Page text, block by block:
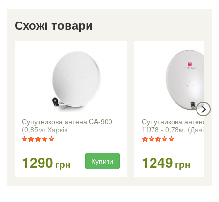
Схожі товари
Супутникова антена CA-900
(0,85м) Харків
1290 грн Купити
Супутникова антена
TD78 - 0,78м. (Данія)
1249 грн